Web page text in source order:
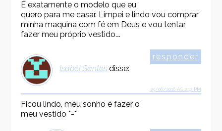
É exatamente o modelo que eu
quero para me casar. Limpei e lindo vou comprar
minha maquina com fé em Deus e vou tentar
fazer meu próprio vestido….
responder
Isabel Santos disse:
25/06/2016 ÀS 2:17 PM
Ficou lindo, meu sonho é fazer o
meu vestido *-*